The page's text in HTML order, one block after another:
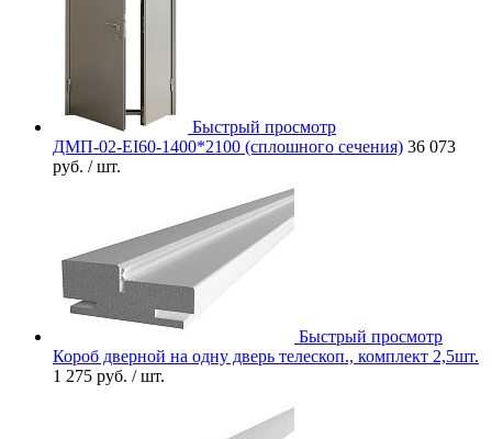
Быстрый просмотр
ДМП-02-EI60-1400*2100 (сплошного сечения) 36 073
руб. / шт.
Быстрый просмотр
Короб дверной на одну дверь телескоп., комплект 2,5шт.
1 275 руб. / шт.